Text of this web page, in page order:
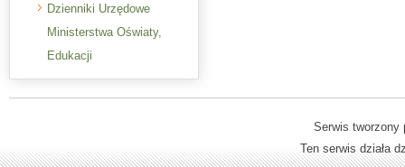
Dzienniki Urzędowe
Ministerstwa Oświaty,
Edukacji
Serwis
Ten serwis działa